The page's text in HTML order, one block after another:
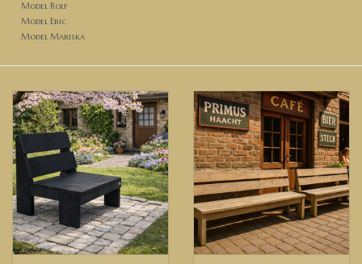
Model Rolf
Model Eric
Model Mariska